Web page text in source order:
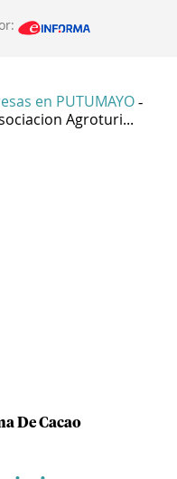
en PUTUMAYO -
Agroturi...
De Cacao